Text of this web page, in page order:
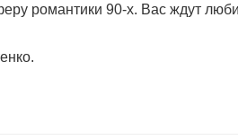
романтики 90-х. Вас ждут